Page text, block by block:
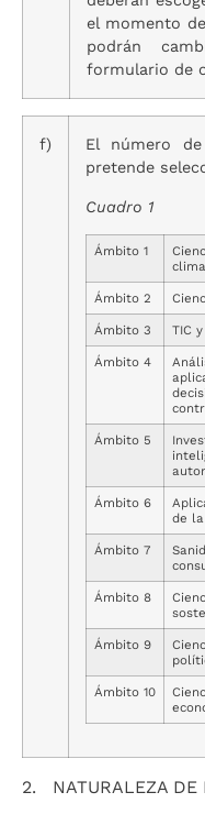
el momento
podrán
formulario de
f)
El número
pretende
Cuadro 1
Ámbito 1
Ámbito 2
Ámbito 3 TIC
Ámbito 4
Ámbito 5
Ámbito 6
de
Ámbito 7
Ámbito 8
Ámbito 9
Ámbito 10
2. NATURALEZA DE